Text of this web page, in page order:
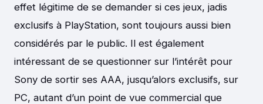
effet légitime de se demander si ces jeux, jadis
exclusifs à PlayStation, sont toujours aussi bien
considérés par le public. Il est également
intéressant de se questionner sur l’intérêt pour
Sony de sortir ses AAA, jusqu’alors exclusifs, sur
PC, autant d’un point de vue commercial que